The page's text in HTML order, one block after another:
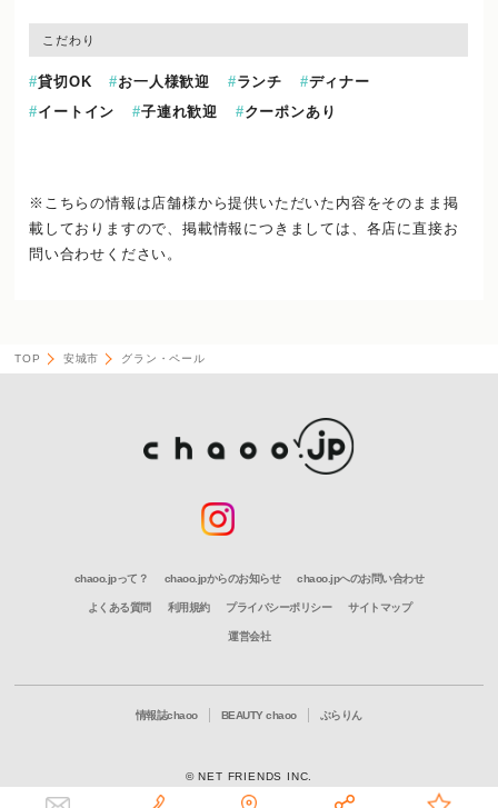
こだわり
貸切OK お一人様歓迎 ランチ
ディナー
イートイン
子連れ歓迎 クーポンあり
※こちらの情報は店舗様から提供いただいた内容をそのまま掲
載しておりますので、掲載情報につきましては、各店に直接お
問い合わせください。
TOP 安城市 グラン・ペール
chaoo.jpって？ chaoo.jpからのお知らせ chaoo.jpへのお問い合わせ
よくある質問 利用規約 プライバシーポリシー サイトマップ
運営会社
情報誌chaoo BEAUTY chaoo ぶらりん
© NET FRIENDS INC.